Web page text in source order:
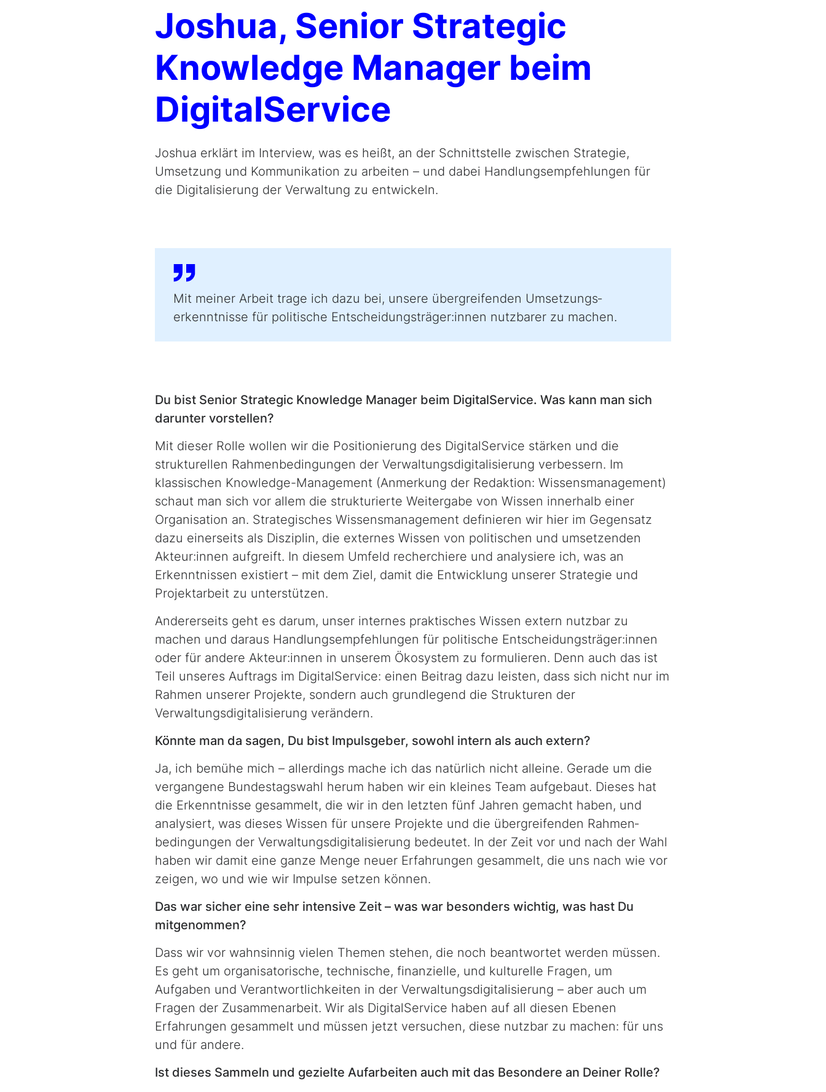
Joshua, Senior Strategic
Knowledge Manager beim
DigitalService
Joshua erklärt im Interview, was es heißt, an der Schnittstelle zwischen Strategie,
Umsetzung und Kommunikation zu arbeiten – und dabei Handlungsempfehlungen für
die Digitalisierung der Verwaltung zu entwickeln.
Mit meiner Arbeit trage ich dazu bei, unsere übergreifenden Umsetzungs­
erkenntnisse für politische Entscheidungsträger:innen nutzbarer zu machen.
Du bist Senior Strategic Knowledge Manager beim DigitalService. Was kann man sich
darunter vorstellen?
Mit dieser Rolle wollen wir die Positionierung des DigitalService stärken und die
strukturel­len Rahmenbedingungen der Verwaltungsdigitalisierung verbessern. Im
klassischen Knowledge-Management (Anmerkung der Redaktion: Wissensmanagement)
schaut man sich vor allem die strukturierte Weitergabe von Wissen innerhalb einer
Organisation an. Strategisches Wissensmanagement definieren wir hier im Gegensatz
dazu einerseits als Disziplin, die externes Wissen von politischen und umsetzenden
Akteur:innen aufgreift. In diesem Umfeld recherchiere und analysiere ich, was an
Erkenntnissen existiert – mit dem Ziel, damit die Entwicklung unserer Strategie und
Projektarbeit zu unterstützen.
Andererseits geht es darum, unser internes praktisches Wissen extern nutzbar zu
machen und daraus Handlungsempfehlungen für politische Entscheidungsträger:innen
oder für andere Akteur:innen in unserem Ökosystem zu formulieren. Denn auch das ist
Teil unseres Auftrags im DigitalService: einen Beitrag dazu leisten, dass sich nicht nur im
Rahmen unserer Projekte, sondern auch grundlegend die Strukturen der
Verwaltungsdigitalisierung verändern.
Könnte man da sagen, Du bist Impulsgeber, sowohl intern als auch extern?
Ja, ich bemühe mich – allerdings mache ich das natürlich nicht alleine. Gerade um die
ver­gangene Bundestagswahl herum haben wir ein kleines Team aufgebaut. Dieses hat
die Erkenntnisse gesammelt, die wir in den letzten fünf Jahren gemacht haben, und
analysiert, was dieses Wissen für unsere Projekte und die übergreifenden Rahmen­
bedingungen der Verwaltungsdigitalisierung bedeutet. In der Zeit vor und nach der Wahl
haben wir damit eine ganze Menge neuer Erfahrungen gesammelt, die uns nach wie vor
zeigen, wo und wie wir Impulse setzen können.
Das war sicher eine sehr intensive Zeit – was war besonders wichtig, was hast Du
mitgenommen?
Dass wir vor wahnsinnig vielen Themen stehen, die noch beantwortet werden müssen.
Es geht um organisatorische, technische, finanzielle, und kulturelle Fragen, um
Aufgaben und Verantwortlichkeiten in der Verwaltungsdigitalisierung – aber auch um
Fragen der Zusammen­arbeit. Wir als DigitalService haben auf all diesen Ebenen
Erfahrungen gesammelt und müssen jetzt versuchen, diese nutzbar zu machen: für uns
und für andere.
Ist dieses Sammeln und gezielte Aufarbeiten auch mit das Besondere an Deiner Rolle?